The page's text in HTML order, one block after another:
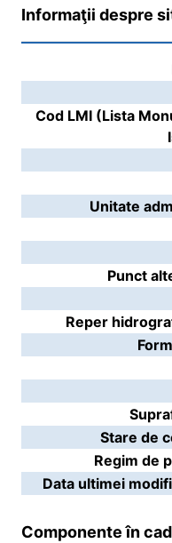
Informaţii despre
Cod LMI (Lista
Unitate
Punct
Reper
Stare de
Regim de
Data ultimei
Componente în